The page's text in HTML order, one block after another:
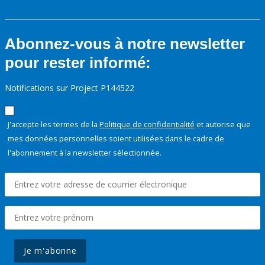
Abonnez-vous à notre newsletter
pour rester informé:
Notifications sur Project P144522
J'accepte les termes de la Politique de confidentialité et autorise que
mes données personnelles soient utilisées dans le cadre de
l'abonnement à la newsletter sélectionnée.
Je m'abonne